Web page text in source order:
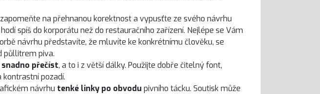
na přehnanou korektnost a vypusťte ze svého návrhu
spíš do korporátu než do restauračního zařízení. Nejlépe se Vám
návrhu představíte, že mluvíte ke konkrétnímu člověku, se
půllitrem piva.
přečíst, a to i z větší dálky. Použijte dobře čitelný font,
pozadí.
návrhu tenké linky po obvodu pivního tácku. Soutisk může